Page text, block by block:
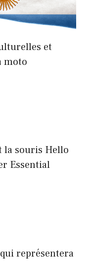
et
moto
la souris Hello
Essential
représentera